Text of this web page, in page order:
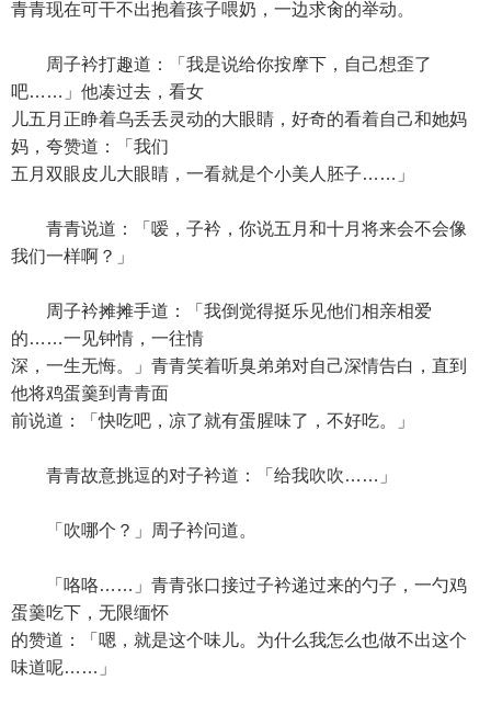
青青现在可干不出抱着孩子喂奶，一边求肏的举动。
周子衿打趣道：「我是说给你按摩下，自己想歪了
吧……」他凑过去，看女
儿五月正睁着乌丢丢灵动的大眼睛，好奇的看着自己和她妈
妈，夸赞道：「我们
五月双眼皮儿大眼睛，一看就是个小美人胚子……」
青青说道：「嗳，子衿，你说五月和十月将来会不会像
我们一样啊？」
周子衿摊摊手道：「我倒觉得挺乐见他们相亲相爱
的……一见钟情，一往情
深，一生无悔。」青青笑着听臭弟弟对自己深情告白，直到
他将鸡蛋羹到青青面
前说道：「快吃吧，凉了就有蛋腥味了，不好吃。」
青青故意挑逗的对子衿道：「给我吹吹……」
「吹哪个？」周子衿问道。
「咯咯……」青青张口接过子衿递过来的勺子，一勺鸡
蛋羹吃下，无限缅怀
的赞道：「嗯，就是这个味儿。为什么我怎么也做不出这个
味道呢……」